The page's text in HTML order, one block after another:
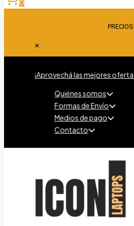
0
✕
¡Aprovechá las mejores
Quiénes somos
Formas de Envío
Medios de pago
Contacto